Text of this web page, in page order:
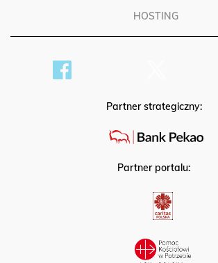
HOSTING
Partner strategiczny:
Partner portalu: